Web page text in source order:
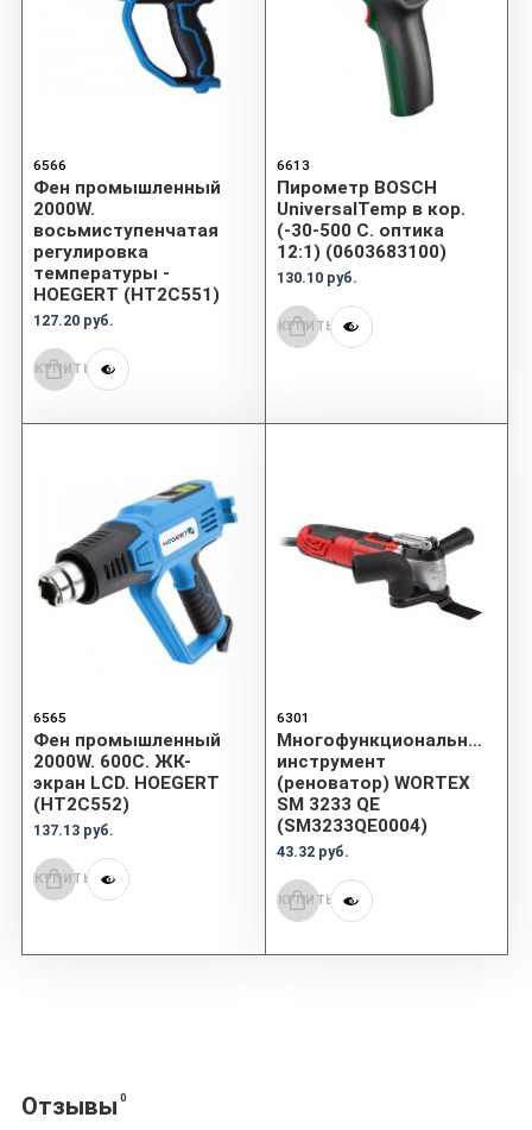
6566
Фен промышленный
2000W.
восьмиступенчатая
регулировка
температуры -
HOEGERT (HT2C551)
127.20 руб.
КУПИТЬ
6613
Пирометр BOSCH
UniversalTemp в кор.
(-30-500 С. оптика
12:1) (0603683100)
130.10 руб.
КУПИТЬ
6565
Фен промышленный
2000W. 600С. ЖК-
экран LCD. HOEGERT
(HT2C552)
137.13 руб.
КУПИТЬ
6301
Многофункциональный
инструмент
(реноватор) WORTEX
SM 3233 QE
(SM3233QE0004)
43.32 руб.
КУПИТЬ
Отзывы 0